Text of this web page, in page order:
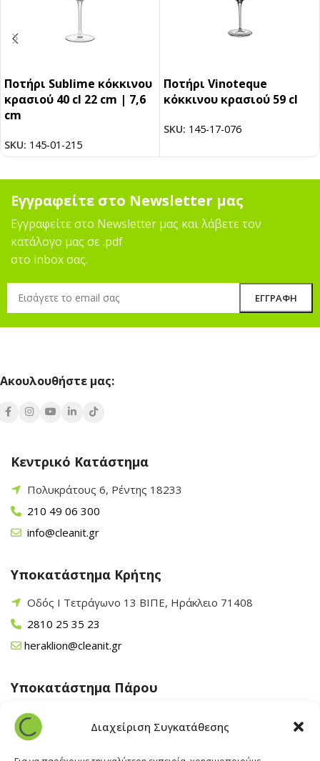
Διαχείριση Συγκατάθεσης
Ποτήρι Sublime κόκκινου
κρασιού 40 cl 22 cm | 7,6
cm
SKU: 145-01-215
Ποτήρι Vinoteque
κόκκινου κρασιού 59 cl
SKU: 145-17-076
Εγγραφείτε στο Newsletter μας
Εγγραφείτε στο Newsletter μας και λάβετε τον
κατάλογο μας σε .pdf
στο inbox σας.
Ακουλουθήστε μας:
Κεντρικό Κατάστημα
Πολυκράτους 6, Ρέντης 18233
210 49 06 300
info@cleanit.gr
Υποκατάστημα Κρήτης
Οδός Ι Τετράγωνο 13 ΒΙΠΕ, Ηράκλειο 71408
2810 25 35 23
heraklion@cleanit.gr
Υποκατάστημα Πάρου
Άγιος Βλάσης Αρχίλοχος, Πάρος 84400
22840 43 163
paros@cleanit.gr